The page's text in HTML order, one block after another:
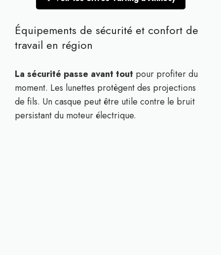
Équipements de sécurité et confort de
travail en région
La sécurité passe avant tout pour profiter du
moment. Les lunettes protègent des projections
de fils. Un casque peut être utile contre le bruit
persistant du moteur électrique.